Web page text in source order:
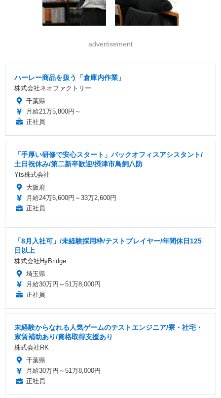
advertisement
ハーレー商品を扱う「倉庫内作業」
株式会社ネオファクトリー
千葉県
月給21万5,800円～
正社員
「手厚い研修で安心スタート」バックオフィスアシスタント/
土日祝休み/第二新卒歓迎/摂津市鳥飼八防
Yts株式会社
大阪府
月給24万6,600円～33万2,600円
正社員
「8月入社可」/未経験採用枠/テストプレイヤー/年間休日125
日以上
株式会社HyBridge
埼玉県
月給30万円～51万8,000円
正社員
未経験からなれる人気ゲームのテストエンジニア/寮・社宅・
家賃補助あり/資格取得支援あり
株式会社RK
千葉県
月給30万円～51万8,000円
正社員